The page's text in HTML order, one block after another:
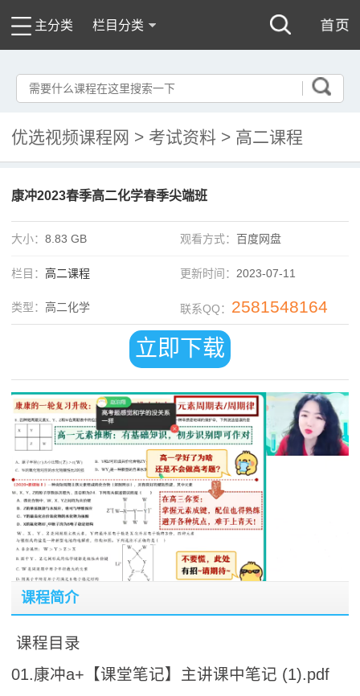
主分类 栏目分类
优选视频课程网 > 考试资料 > 高二课程
康冲2023春季高二化学春季尖端班
大小： 8.83 GB 观看方式： 百度网盘
栏目： 高二课程 更新时间： 2023-07-11
类型： 高二化学 联系QQ： 2581548164
立即下载
课程简介
课程目录
01.康冲a+【课堂笔记】主讲课中笔记 (1).pdf